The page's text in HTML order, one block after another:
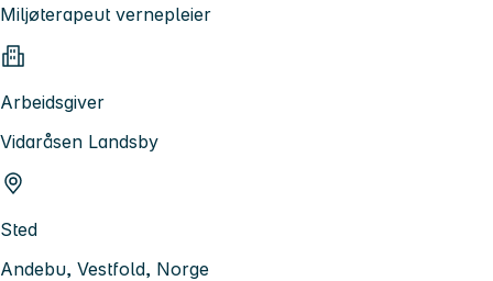
Miljøterapeut vernepleier
Arbeidsgiver
Vidaråsen Landsby
Sted
Andebu, Vestfold, Norge